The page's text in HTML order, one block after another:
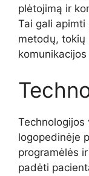
plėtojimą ir
Tai gali
metodų, tokių
logopedinėje
programėlės
padėti